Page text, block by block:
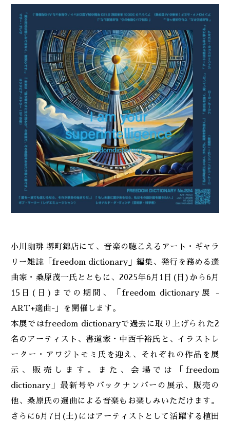
2022
2021
2020
重要なお知らせ
小川珈琲 堺町錦店にて、音楽の聴こえるアート・ギャラ
リー雑誌「freedom dictionary」編集、発行を務める選
曲家・桑原茂一氏とともに、2025年6月1日(日)から6月
15日(日)までの期間、「freedom dictionary展 -
ART+選曲-」を開催します。
本展ではfreedom dictionaryで過去に取り上げられた2
名のアーティスト、書道家・中西千裕氏と、イラストレ
ーター・アワジトモミ氏を迎え、それぞれの作品を展
示、販売します。また、会場では「freedom
dictionary」最新号やバックナンバーの展示、販売の
他、桑原氏の選曲による音楽もお楽しみいただけます。
さらに6月7日(土)にはアーティストとして活躍する植田